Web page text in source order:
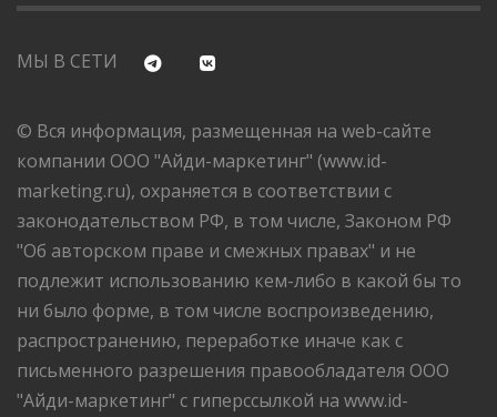
МЫ В СЕТИ
© Вся информация, размещенная на web-сайте
компании ООО "Айди-маркетинг" (www.id-
marketing.ru), охраняется в соответствии с
законодательством РФ, в том числе, Законом РФ
"Об авторском праве и смежных правах" и не
подлежит использованию кем-либо в какой бы то
ни было форме, в том числе воспроизведению,
распространению, переработке иначе как с
письменного разрешения правообладателя ООО
"Айди-маркетинг" с гиперссылкой на www.id-